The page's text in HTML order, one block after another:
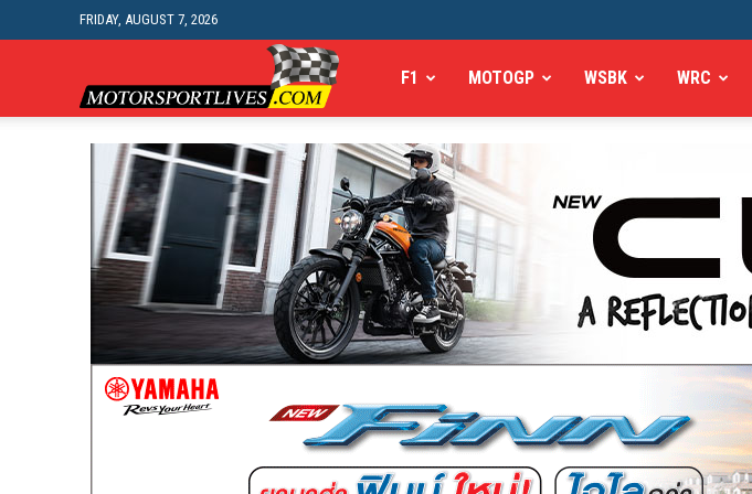
FRIDAY, AUGUST 7, 2026
Motorsportlives
F1 MOTOGP WSBK WRC